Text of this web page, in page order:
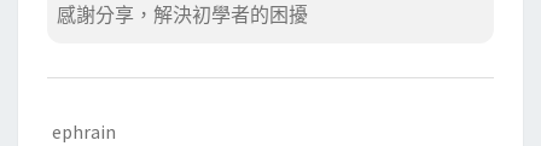
感謝分享，解決初學者的困擾
ephrain